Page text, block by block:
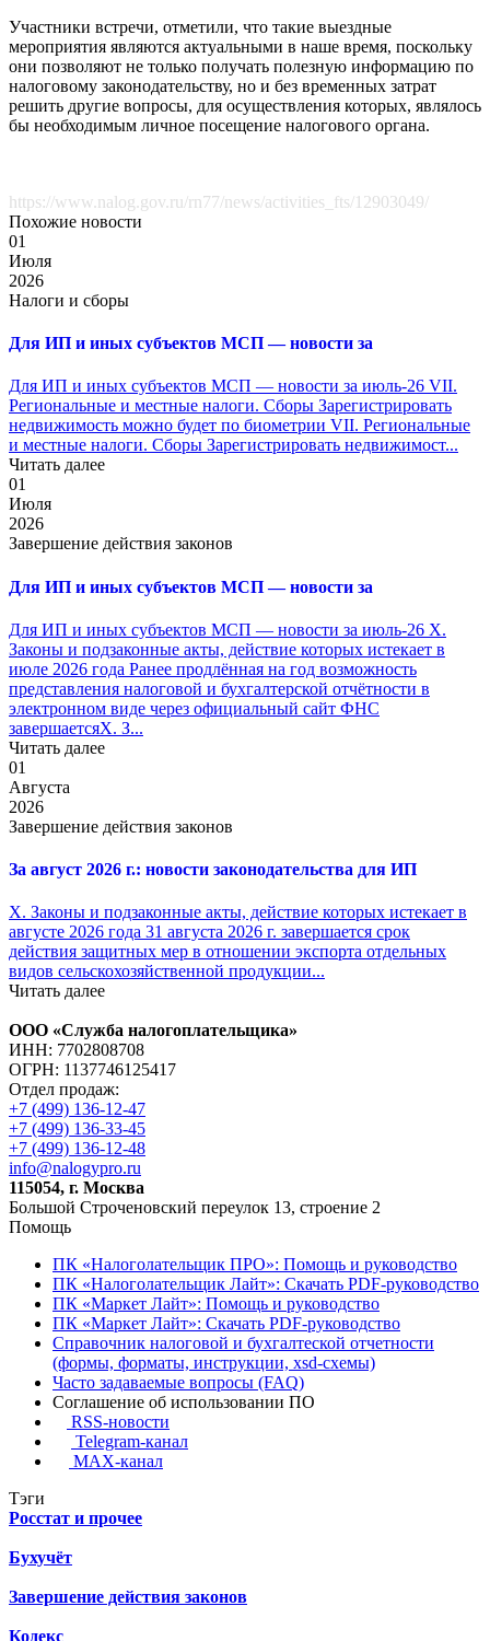
Участники встречи, отметили, что такие выездные
мероприятия являются актуальными в наше время, поскольку
они позволяют не только получать полезную информацию по
налоговому законодательству, но и без временных затрат
решить другие вопросы, для осуществления которых, являлось
бы необходимым личное посещение налогового органа.
https://www.nalog.gov.ru/rn77/news/activities_fts/12903049/
Похожие новости
01
Июля
2026
Налоги и сборы
Для ИП и иных субъектов МСП — новости за
Для ИП и иных субъектов МСП — новости за июль-26 VII.
Региональные и местные налоги. Сборы Зарегистрировать
недвижимость можно будет по биометрии VII. Региональные
и местные налоги. Сборы Зарегистрировать недвижимост...
Читать далее
01
Июля
2026
Завершение действия законов
Для ИП и иных субъектов МСП — новости за
Для ИП и иных субъектов МСП — новости за июль-26 X.
Законы и подзаконные акты, действие которых истекает в
июле 2026 года Ранее продлённая на год возможность
представления налоговой и бухгалтерской отчётности в
электронном виде через официальный сайт ФНС
завершаетсяX. З...
Читать далее
01
Августа
2026
Завершение действия законов
За август 2026 г.: новости законодательства для ИП
X. Законы и подзаконные акты, действие которых истекает в
августе 2026 года 31 августа 2026 г. завершается срок
действия защитных мер в отношении экспорта отдельных
видов сельскохозяйственной продукции...
Читать далее
ООО «Служба налогоплательщика»
ИНН: 7702808708
ОГРН: 1137746125417
Отдел продаж:
+7 (499) 136-12-47
+7 (499) 136-33-45
+7 (499) 136-12-48
info@nalogypro.ru
115054, г. Москва
Большой Строченовский переулок 13, строение 2
Помощь
ПК «Налоголательщик ПРО»: Помощь и руководство
ПК «Налоголательщик Лайт»: Скачать PDF-руководство
ПК «Маркет Лайт»: Помощь и руководство
ПК «Маркет Лайт»: Скачать PDF-руководство
Справочник налоговой и бухгалтеской отчетности
(формы, форматы, инструкции, xsd-схемы)
Часто задаваемые вопросы (FAQ)
Соглашение об использовании ПО
RSS-новости
Telegram-канал
MAX-канал
Тэги
Росстат и прочее
Бухучёт
Завершение действия законов
Кодекс